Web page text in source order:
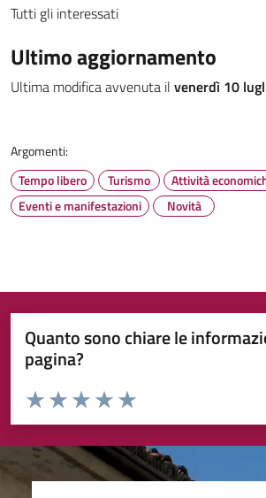
Tutti gli interessati
Ultimo aggiornamento
Ultima modifica avvenuta il venerdì 10
Argomenti:
Tempo libero
Turismo
Attività
Eventi e manifestazioni
Novità
Quanto sono chiare le
pagina?
Valuta da 1 a 5 stelle la pagina
Valuta 5 stelle su 5
Valuta 4 stelle su 5
Valuta 3 stelle su 5
Valuta 2 stelle su 5
Valuta 1 stelle su 5